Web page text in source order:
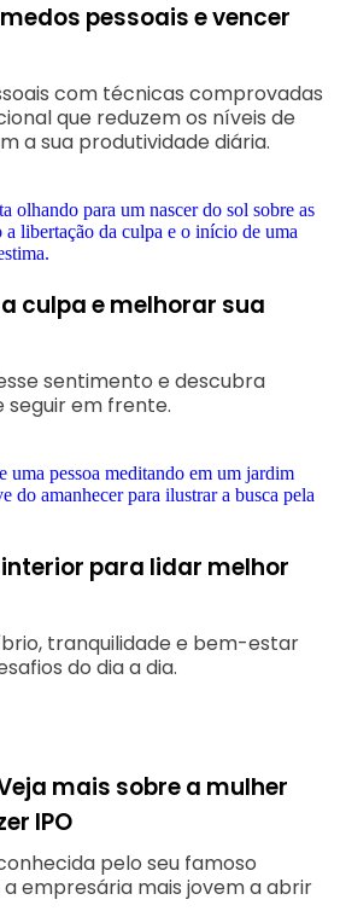
pessoais e vencer
com técnicas comprovadas
que reduzem os níveis de
a sua produtividade diária.
culpa e melhorar sua
sentimento e descubra
seguir em frente.
para lidar melhor
tranquilidade e bem-estar
do dia a dia.
mais sobre a mulher
IPO
pelo seu famoso
empresária mais jovem a abrir